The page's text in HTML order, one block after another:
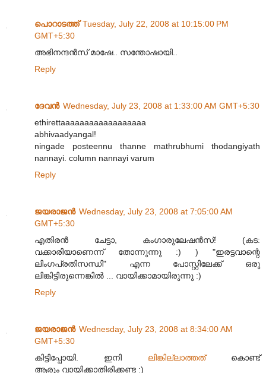
പൊറാടത്ത് Tuesday, July 22, 2008 at 10:15:00 PM
GMT+5:30
അഭിനന്ദന്‍സ് മാഷേ.. സന്തോഷായി..
Reply
ദേവന്‍ Wednesday, July 23, 2008 at 1:33:00 AM GMT+5:30
ethirettaaaaaaaaaaaaaaaaaa
abhivaadyangal!
ningade posteennu thanne mathrubhumi thodangiyath
nannayi. column nannayi varum
Reply
ജയരാജന്‍ Wednesday, July 23, 2008 at 7:05:00 AM
GMT+5:30
എതിരന്‍ ചേട്ടാ, കംഗാരുലേഷന്‍സ്! (കട:
വക്കാരിയാണെന്ന് തോന്നുന്നു :) ) "ഇരട്ടവാന്റെ
ലിംഗപ്രതിസന്ധി" എന്ന പോസ്റ്റിലേക്ക് ഒരു
ലിങ്കിട്ടിരുന്നെങ്കില്‍ ... വായിക്കാമായിരുന്നു :)
Reply
ജയരാജന്‍ Wednesday, July 23, 2008 at 8:34:00 AM
GMT+5:30
കിട്ടിപ്പോയി. ഇനി ലിങ്കില്ലാത്തത്കൊണ്ട്
ആരും വായിക്കാതിരിക്കണ്ട :)